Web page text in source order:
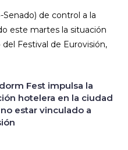
de control a la
este martes la situación
Festival de Eurovisión,
Fest impulsa la
hotelera en la ciudad
estar vinculado a